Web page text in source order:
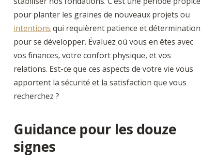
pour planter les graines de nouveaux projets ou
intentions qui requièrent patience et détermination
pour se développer. Évaluez où vous en êtes avec
vos finances, votre confort physique, et vos
relations. Est-ce que ces aspects de votre vie vous
apportent la sécurité et la satisfaction que vous
recherchez ?
Guidance pour les douze
signes